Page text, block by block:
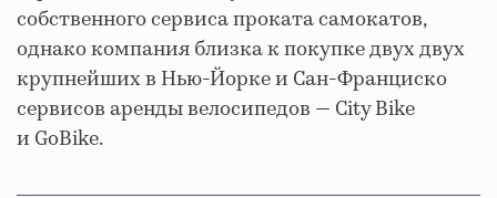
собственного сервиса проката самокатов,
однако компания близка к покупке двух двух
крупнейших в Нью-Йорке и Сан-Франциско
сервисов аренды велосипедов — City Bike
и GoBike.